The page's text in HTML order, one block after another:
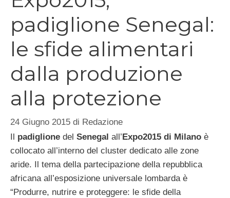
padiglione Senegal:
le sfide alimentari
dalla produzione
alla protezione
24 Giugno 2015 di Redazione
Il padiglione del Senegal all’Expo2015 di Milano è
collocato all’interno del cluster dedicato alle zone
aride. Il tema della partecipazione della repubblica
africana all’esposizione universale lombarda è
“Produrre, nutrire e proteggere: le sfide della